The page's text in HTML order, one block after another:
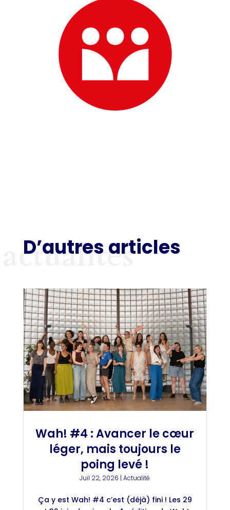
D’autres articles
actualités
Wah! #4 : Avancer le cœur
léger, mais toujours le
poing levé !
Juil 22, 2026 |Actualité
Ça y est Wah! #4 c’est (déjà) fini ! Les 29